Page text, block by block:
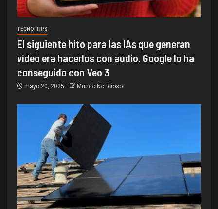
TECNO-TIPS
El siguiente hito para las IAs que generan
vídeo era hacerlos con audio. Google lo ha
conseguido con Veo 3
mayo 20, 2025 Mundo Noticioso